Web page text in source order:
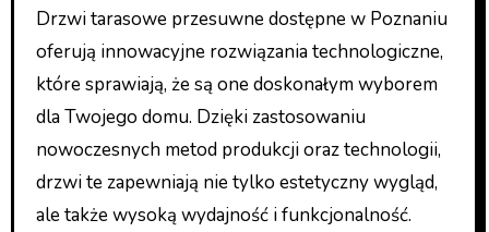
Drzwi tarasowe przesuwne dostępne w Poznaniu
oferują innowacyjne rozwiązania technologiczne,
które sprawiają, że są one doskonałym wyborem
dla Twojego domu. Dzięki zastosowaniu
nowoczesnych metod produkcji oraz technologii,
drzwi te zapewniają nie tylko estetyczny wygląd,
ale także wysoką wydajność i funkcjonalność.